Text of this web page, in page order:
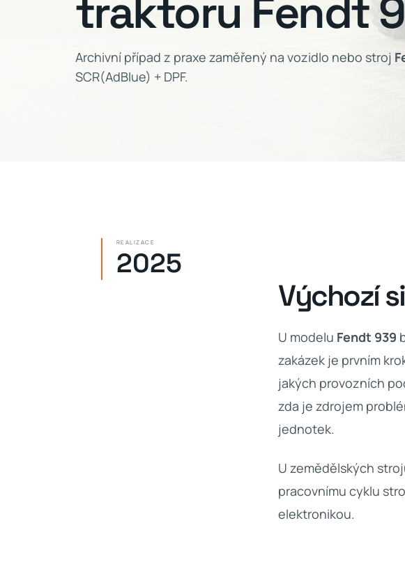
traktoru Fendt
Archivní případ z praxe zaměřený na vozidlo nebo stroj
SCR(AdBlue) + DPF.
REALIZACE
2025
Výchozí
U modelu Fendt 939
zakázek je prvním
jakých provozních
zda je zdrojem
jednotek.
U zemědělských
pracovnímu cyklu
elektronikou.